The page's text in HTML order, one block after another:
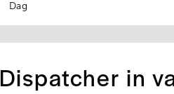
Dag
Dispatcher in